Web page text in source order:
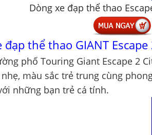
Dòng xe đạp thể thao
đạp thể thao GIANT
phố Touring Giant Escape 2
màu sắc trẻ trung cùng
những bạn trẻ cá tính.